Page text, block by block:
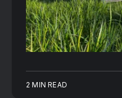
2 MIN READ